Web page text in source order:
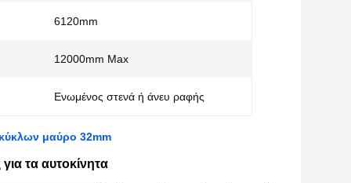
6120mm
12000mm Max
Ενωμένος στενά ή άνευ ραφής
μαύρο 32mm
τα αυτοκίνητα